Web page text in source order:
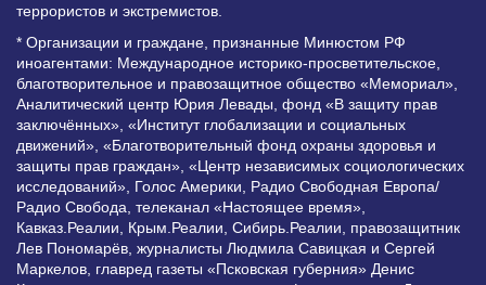
террористов и экстремистов.
* Организации и граждане, признанные Минюстом РФ
иноагентами: Международное историко-просветительское,
благотворительное и правозащитное общество «Мемориал»,
Аналитический центр Юрия Левады, фонд «В защиту прав
заключённых», «Институт глобализации и социальных
движений», «Благотворительный фонд охраны здоровья и
защиты прав граждан», «Центр независимых социологических
исследований», Голос Америки, Радио Свободная Европа/
Радио Свобода, телеканал «Настоящее время»,
Кавказ.Реалии, Крым.Реалии, Сибирь.Реалии, правозащитник
Лев Пономарёв, журналисты Людмила Савицкая и Сергей
Маркелов, главред газеты «Псковская губерния» Денис